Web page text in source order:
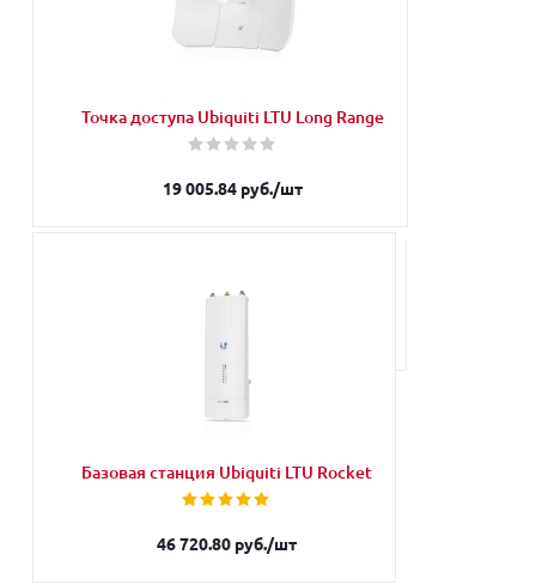
Точка доступа Ubiquiti LTU Long Range
19 005.84 руб./шт
Базовая станция Ubiquiti LTU Rocket
46 720.80 руб./шт